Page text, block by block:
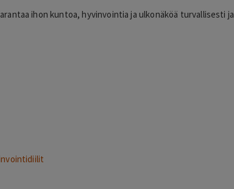
ihon kuntoa, hyvinvointia ja ulkonäköä turvallisesti